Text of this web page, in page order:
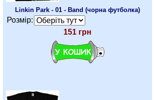
Linkin Park - 01 - Band (чорна футболка)
Розмір:
151 грн